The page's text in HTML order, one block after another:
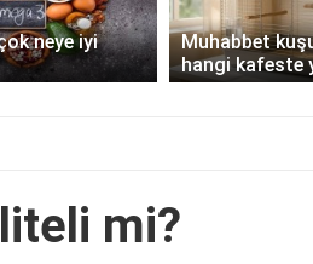
neye iyi
Muhabbet
hangi kafeste
mi?